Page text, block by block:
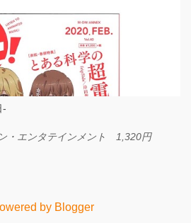
-
・エンタテインメント 1,320円
by Blogger